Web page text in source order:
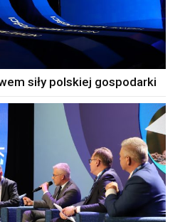
siły polskiej gospodarki